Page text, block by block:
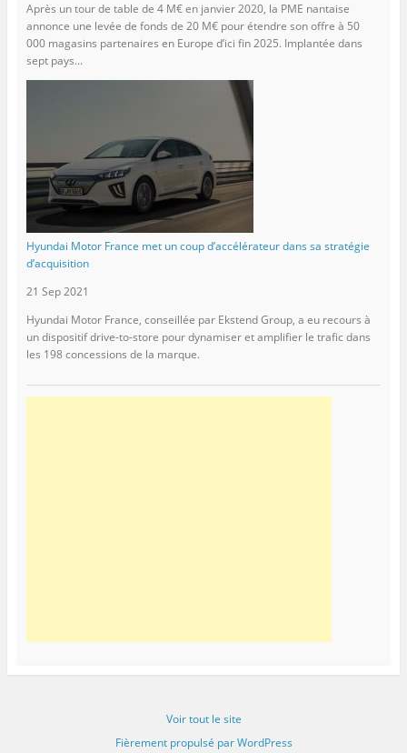
Après un tour de table de 4 M€ en janvier 2020, la PME nantaise
annonce une levée de fonds de 20 M€ pour étendre son offre à 50
000 magasins partenaires en Europe d’ici fin 2025. Implantée dans
sept pays...
Hyundai Motor France met un coup d’accélérateur dans sa stratégie
d’acquisition
21 Sep 2021
Hyundai Motor France, conseillée par Ekstend Group, a eu recours à
un dispositif drive-to-store pour dynamiser et amplifier le trafic dans
les 198 concessions de la marque.
Voir tout le site
Fièrement propulsé par WordPress